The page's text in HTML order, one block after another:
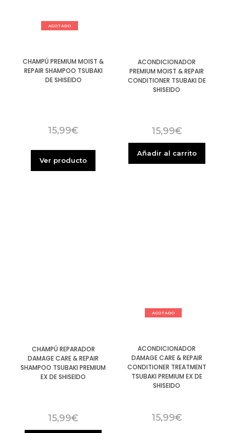
AGOTADO
CHAMPÚ PREMIUM MOIST &
REPAIR SHAMPOO TSUBAKI
DE SHISEIDO
15,99€
Ver producto
ACONDICIONADOR
PREMIUM MOIST & REPAIR
CONDITIONER TSUBAKI DE
SHISEIDO
15,99€
Añadir al carrito
CHAMPÚ REPARADOR
DAMAGE CARE & REPAIR
SHAMPOO TSUBAKI PREMIUM
EX DE SHISEIDO
15,99€
AGOTADO
ACONDICIONADOR
DAMAGE CARE & REPAIR
CONDITIONER TREATMENT
TSUBAKI PREMIUM EX DE
SHISEIDO
15,99€